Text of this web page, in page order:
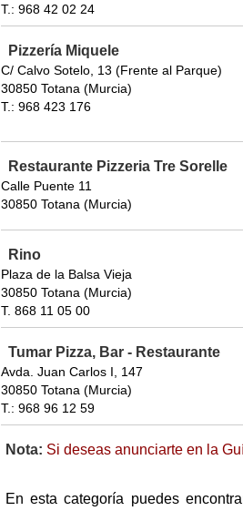
T.: 968 42 02 24
Pizzería Miquele
C/ Calvo Sotelo, 13 (Frente al Parque)
30850 Totana (Murcia)
T.: 968 423 176
Restaurante Pizzeria Tre Sorelle
Calle Puente 11
30850 Totana (Murcia)
Rino
Plaza de la Balsa Vieja
30850 Totana (Murcia)
T. 868 11 05 00
Tumar Pizza, Bar - Restaurante
Avda. Juan Carlos I, 147
30850 Totana (Murcia)
T.: 968 96 12 59
Nota: Si deseas anunciarte en la
En esta categoría puedes